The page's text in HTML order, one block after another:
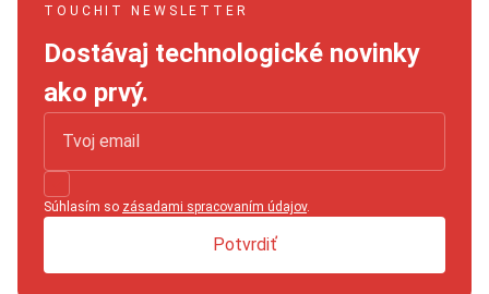
TOUCHIT NEWSLETTER
Dostávaj technologické novinky
ako prvý.
Súhlasím so zásadami spracovaním údajov.
Potvrdiť